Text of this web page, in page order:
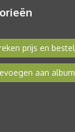
prijs en bestel
aan album